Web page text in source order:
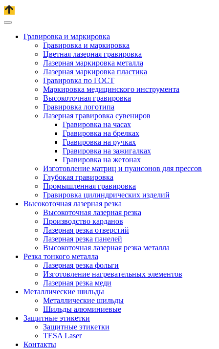
Гравировка и маркировка
Гравировка и маркировка
Цветная лазерная гравировка
Лазерная маркировка металла
Лазерная маркировка пластика
Гравировка по ГОСТ
Маркировка медицинского инструмента
Высокоточная гравировка
Гравировка логотипа
Лазерная гравировка сувениров
Гравировка на часах
Гравировка на брелках
Гравировка на ручках
Гравировка на зажигалках
Гравировка на жетонах
Изготовление матриц и пуансонов для прессов
Глубокая гравировка
Промышленная гравировка
Гравировка цилиндрических изделий
Высокоточная лазерная резка
Высокоточная лазерная резка
Производство карданов
Лазерная резка отверстий
Лазерная резка панелей
Высокоточная лазерная резка металла
Резка тонкого металла
Лазерная резка фольги
Изготовление нагревательных элементов
Лазерная резка меди
Металлические шильды
Металлические шильды
Шильды алюминиевые
Защитные этикетки
Защитные этикетки
TESA Laser
Контакты